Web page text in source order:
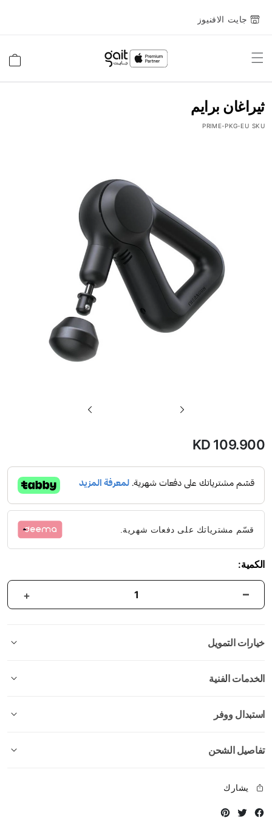
جايت الافنيوز
Toggle
ثيراغان برايم
SKU
PRIME-PKG-EU
معرض
KD 109.900
قسّم مشترياتك على دفعات شهرية.
الكمية:
خيارات التمويل
الخدمات الفنية
استبدال ووفر
تفاصيل الشحن
يشارك
Facebook
Twitter